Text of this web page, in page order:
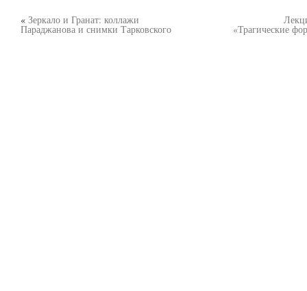
« Зеркало и Гранат: коллажи
Параджанова и снимки Тарковского «Трагические